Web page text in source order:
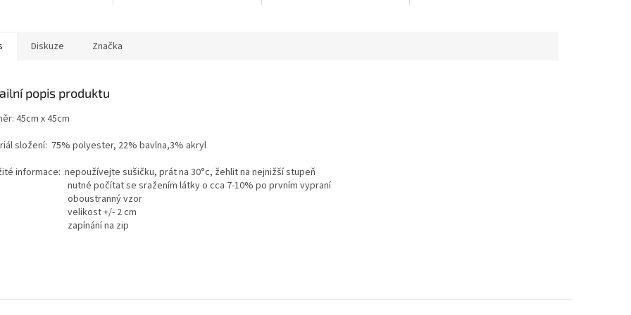
Diskuze Značka
popis produktu
45cm x 45cm
složení: 75% polyester, 22% bavlna,3% akryl
informace: nepoužívejte sušičku, prát na 30°c, žehlit na nejnižší stupeň
počítat se sražením látky o cca 7-10% po prvním vypraní
vzor
+/- 2 cm
na zip